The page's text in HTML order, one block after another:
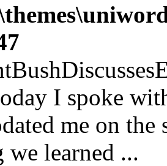
I spoke
me on the
we learned ...